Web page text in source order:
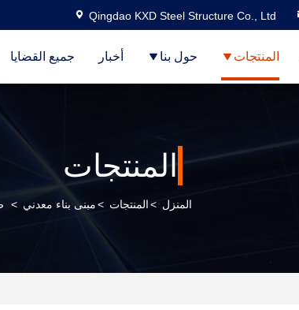
Qingdao KXD Steel Structure Co., Ltd
المنتجات حول بنا أخبار جميع القضايا
المنتجات
المنزل >المنتجات >مبنى بناء معدني >